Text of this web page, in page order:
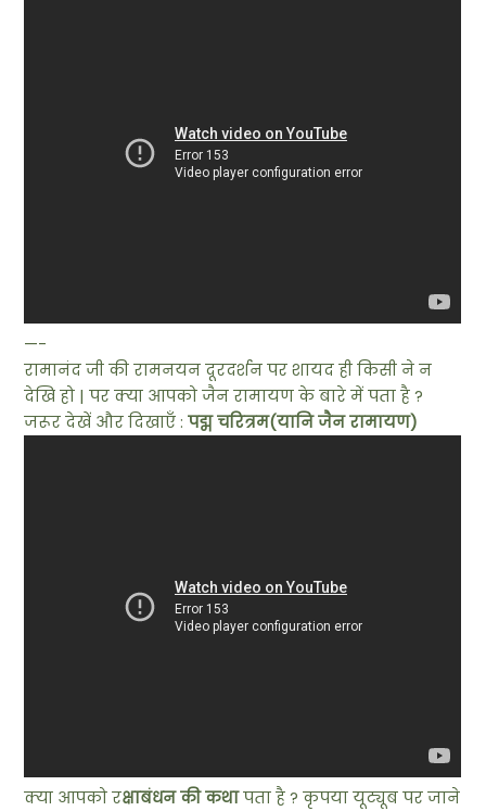
—-
रामानंद जी की रामनयन दूरदर्शन पर शायद ही किसी ने न
देखि हो | पर क्या आपको जैन रामायण के बारे में पता है ?
जरूर देखें और दिखाएँ :पद्म चरित्रम(यानि जैन रामायण)
क्या आपको रक्षाबंधन की कथापता है ? कृपया यूट्यूब पर जाने